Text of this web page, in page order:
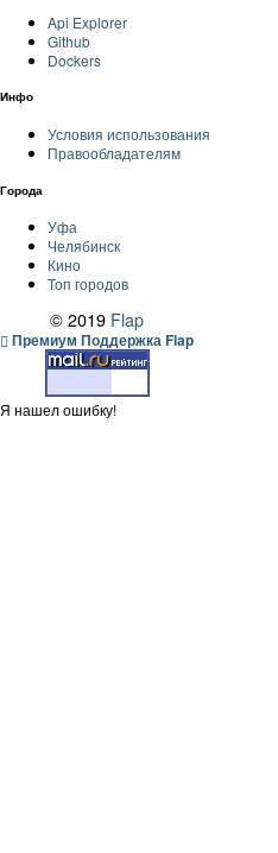
Api Explorer
Github
Dockers
Инфо
Условия использования
Правообладателям
Города
Уфа
Челябинск
Кино
Топ городов
© 2019 Flap
Премиум Поддержка Flap
Я нашел ошибку!